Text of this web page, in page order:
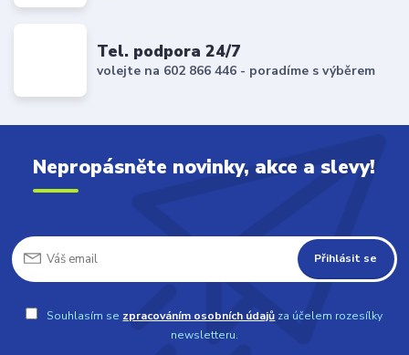
Tel. podpora 24/7
volejte na 602 866 446 - poradíme s výběrem
Nepropásněte novinky, akce a slevy!
Přihlásit se
Souhlasím se zpracováním osobních údajů za účelem rozesílky
newsletteru.